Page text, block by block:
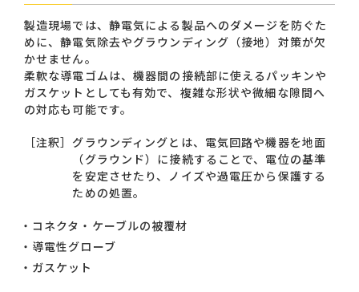
製造現場では、静電気による製品へのダメージを防ぐた
めに、静電気除去やグラウンディング（接地）対策が欠
かせません。
柔軟な導電ゴムは、機器間の接続部に使えるパッキンや
ガスケットとしても有効で、複雑な形状や微細な隙間へ
の対応も可能です。
［注釈］ グラウンディングとは、電気回路や機器を地面
（グラウンド）に接続することで、電位の基準
を安定させたり、ノイズや過電圧から保護する
ための処置。
コネクタ・ケーブルの被覆材
導電性グローブ
ガスケット